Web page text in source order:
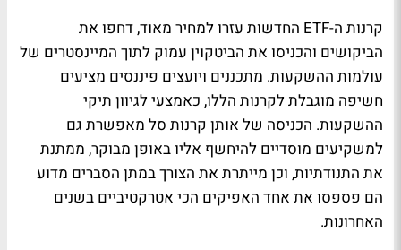
קרנות ה-ETF החדשות עזרו למחיר מאוד, דחפו את
הביקושים והכניסו את הביטקוין עמוק לתוך המיינסטרים של
עולמות ההשקעות. מתכננים ויועצים פיננסים מציעים
חשיפה מוגבלת לקרנות הללו, כאמצעי לגיוון תיקי
ההשקעות. הכניסה של אותן קרנות סל מאפשרת גם
למשקיעים מוסדיים להיחשף אליו באופן מבוקר, ממתנת
את התנודתיות, וכן מייתרת את הצורך במתן הסברים מדוע
הם פספסו את אחד האפיקים הכי אטרקטיביים בשנים
האחרונות.